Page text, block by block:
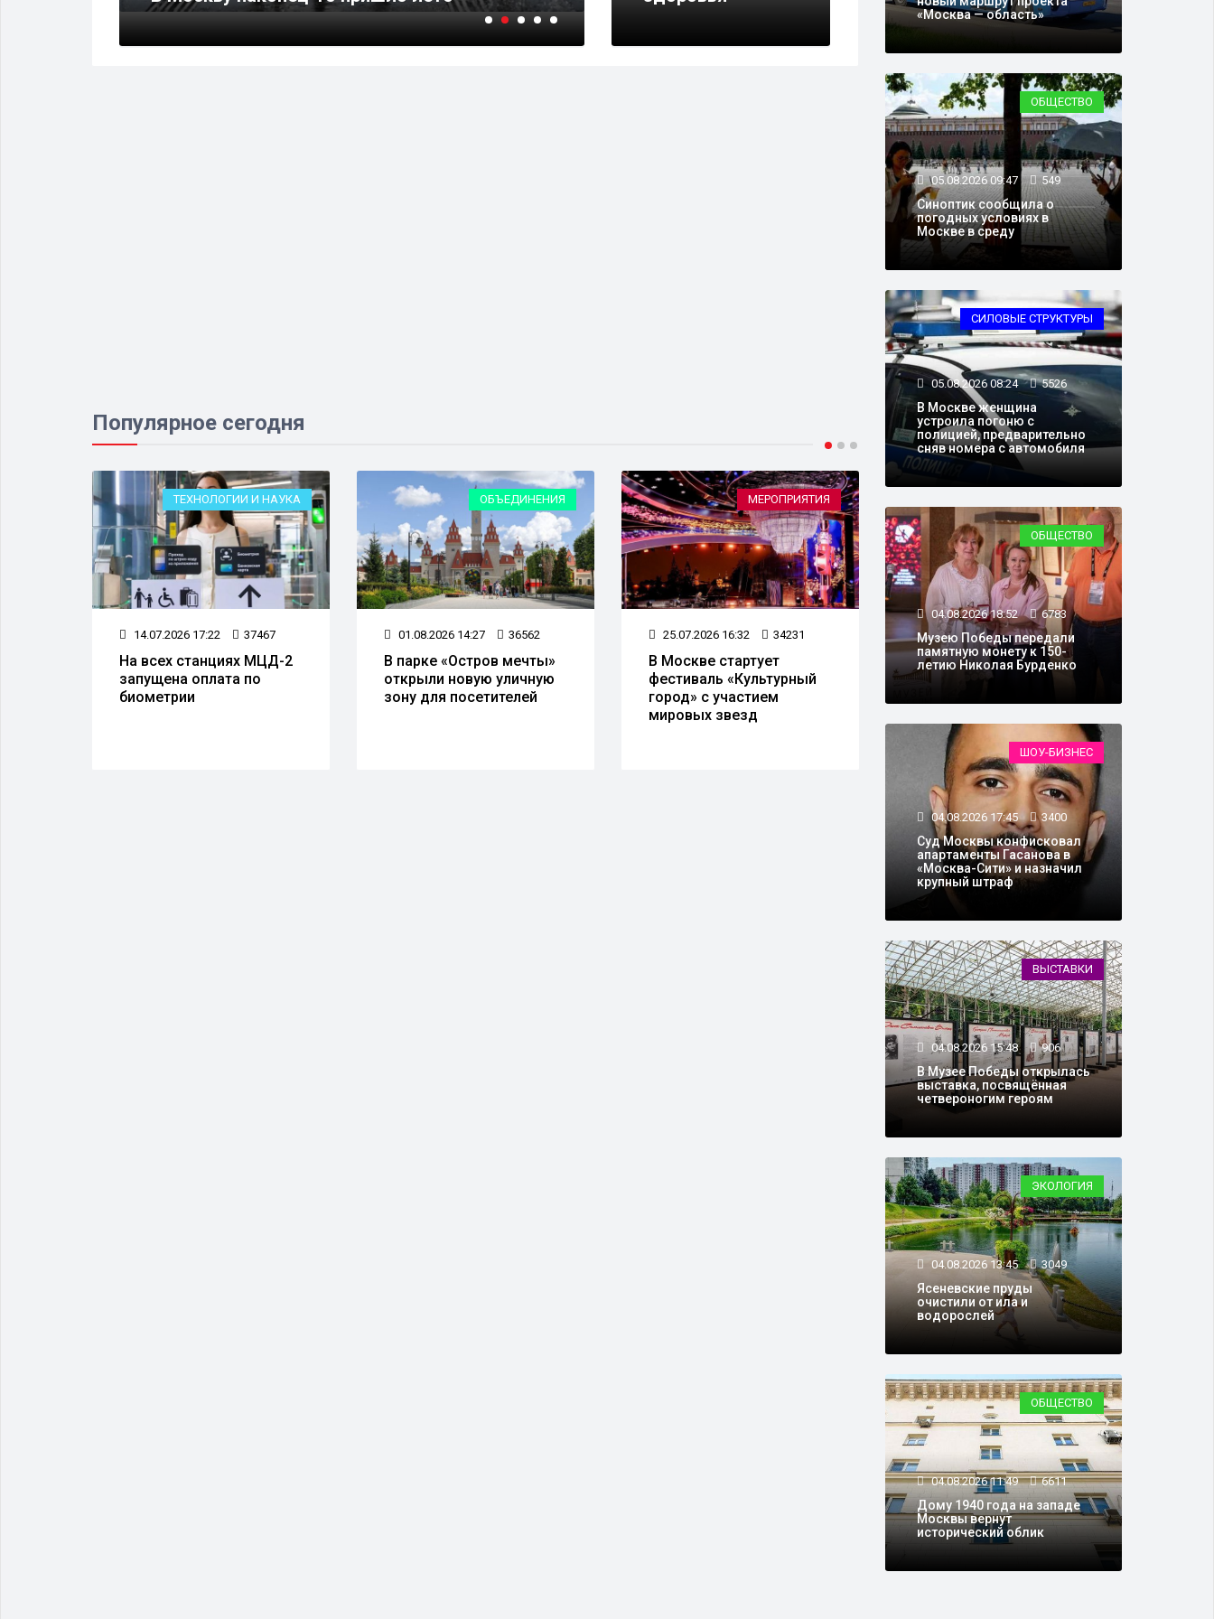
Популярное сегодня
ТЕХНОЛОГИИ И НАУКА
14.07.2026 17:22 37467
На всех станциях МЦД-2
запущена оплата по
биометрии
ОБЪЕДИНЕНИЯ
01.08.2026 14:27 36562
В парке «Остров мечты»
открыли новую уличную
зону для посетителей
МЕРОПРИЯТИЯ
25.07.2026 16:32 34231
В Москве стартует
фестиваль «Культурный
город» с участием
мировых звезд
15.07.2026 18:15 31422
Ко Дню фронтовой
собаки Музей Победы
«Москва — область»
ОБЩЕСТВО
05.08.2026 09:47 549
Синоптик сообщила о
погодных условиях в
Москве в среду
СИЛОВЫЕ СТРУКТУРЫ
05.08.2026 08:24 5526
В Москве женщина
устроила погоню с
полицией, предварительно
сняв номера с автомобиля
ОБЩЕСТВО
04.08.2026 18:52 6783
Музею Победы передали
памятную монету к 150-
летию Николая Бурденко
ШОУ-БИЗНЕС
04.08.2026 17:45 3400
Суд Москвы конфисковал
апартаменты Гасанова в
«Москва-Сити» и назначил
крупный штраф
ВЫСТАВКИ
04.08.2026 15:48 906
В Музее Победы открылась
выставка, посвящённая
четвероногим героям
ЭКОЛОГИЯ
04.08.2026 13:45 3049
Ясеневские пруды
очистили от ила и
водорослей
ОБЩЕСТВО
04.08.2026 11:49 6611
Дому 1940 года на западе
Москвы вернут
исторический облик